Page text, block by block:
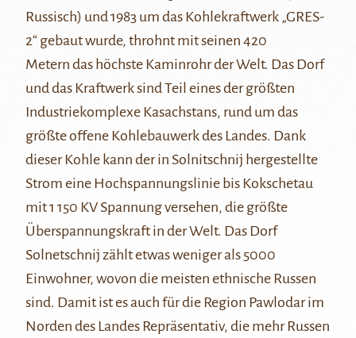
Russisch) und 1983 um das Kohlekraftwerk „GRES-
2“ gebaut wurde, throhnt mit seinen 420
Metern das höchste Kaminrohr der Welt. Das Dorf
und das Kraftwerk sind Teil eines der größten
Industriekomplexe Kasachstans, rund um das
größte offene Kohlebauwerk des Landes. Dank
dieser Kohle kann der in Solnitschnij hergestellte
Strom eine Hochspannungslinie bis Kokschetau
mit 1 150 KV Spannung versehen, die größte
Überspannungskraft in der Welt. Das Dorf
Solnetschnij zählt etwas weniger als 5000
Einwohner, wovon die meisten ethnische Russen
sind. Damit ist es auch für die Region Pawlodar im
Norden des Landes Repräsentativ, die mehr Russen